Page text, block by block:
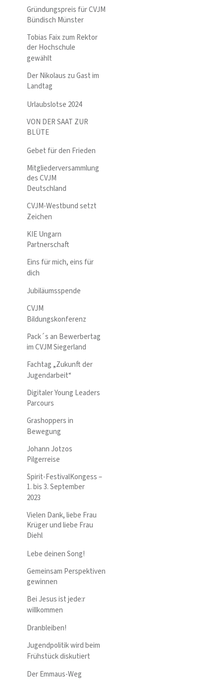
Gründungspreis für CVJM
Bündisch Münster
Tobias Faix zum Rektor
der Hochschule
gewählt
Der Nikolaus zu Gast im
Landtag
Urlaubslotse 2024
VON DER SAAT ZUR
BLÜTE
Gebet für den Frieden
Mitgliederversammlung
des CVJM
Deutschland
CVJM-Westbund setzt
Zeichen
KIE Ungarn
Partnerschaft
Eins für mich, eins für
dich
Jubiläumsspende
CVJM
Bildungskonferenz
Pack´s an Bewerbertag
im CVJM Siegerland
Fachtag „Zukunft der
Jugendarbeit“
Digitaler Young Leaders
Parcours
Grashoppers in
Bewegung
Johann Jotzos
Pilgerreise
Spirit-FestivalKongess –
1. bis 3. September
2023
Vielen Dank, liebe Frau
Krüger und liebe Frau
Diehl
Lebe deinen Song!
Gemeinsam Perspektiven
gewinnen
Bei Jesus ist jede:r
willkommen
Dranbleiben!
Jugendpolitik wird beim
Frühstück diskutiert
Der Emmaus-Weg